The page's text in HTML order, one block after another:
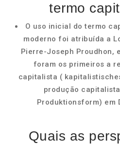
termo
O uso inicial do termo
moderno foi atribuída a
Pierre-Joseph Proudhon,
foram os primeiros a
capitalista (
produção
Produktionsform) em
Quais as